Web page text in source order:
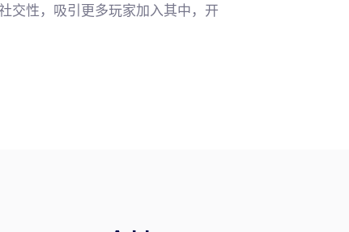
交性，吸引更多玩家加入其中，开